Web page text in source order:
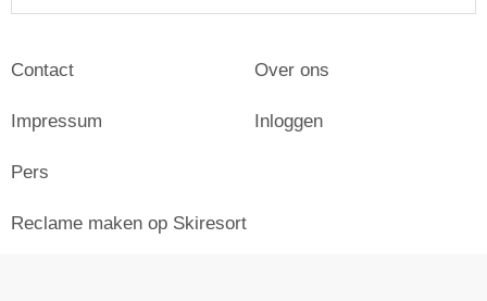
Contact
Impressum
Pers
Over ons
Inloggen
Reclame maken op Skiresort